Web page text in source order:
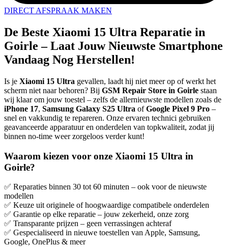
DIRECT AFSPRAAK MAKEN
De Beste Xiaomi 15 Ultra Reparatie in
Goirle – Laat Jouw Nieuwste Smartphone
Vandaag Nog Herstellen!
Is je Xiaomi 15 Ultra gevallen, laadt hij niet meer op of werkt het
scherm niet naar behoren? Bij GSM Repair Store in Goirle staan
wij klaar om jouw toestel – zelfs de allernieuwste modellen zoals de
iPhone 17, Samsung Galaxy S25 Ultra ofGoogle Pixel 9 Pro –
snel en vakkundig te repareren. Onze ervaren technici gebruiken
geavanceerde apparatuur en onderdelen van topkwaliteit, zodat jij
binnen no-time weer zorgeloos verder kunt!
Waarom kiezen voor onze Xiaomi 15 Ultra in
Goirle?
✅ Reparaties binnen 30 tot 60 minuten – ook voor de nieuwste
modellen
✅ Keuze uit originele of hoogwaardige compatibele onderdelen
✅ Garantie op elke reparatie – jouw zekerheid, onze zorg
✅ Transparante prijzen – geen verrassingen achteraf
✅ Gespecialiseerd in nieuwe toestellen van Apple, Samsung,
Google, OnePlus & meer